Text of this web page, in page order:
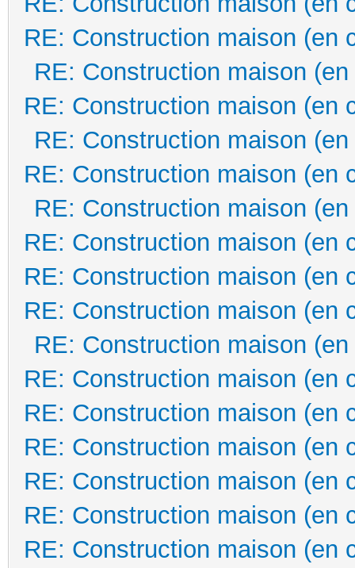
RE: Construction maison (en
RE: Construction maison
RE: Construction maison (en
RE: Construction maison
RE: Construction maison (en
RE: Construction maison
RE: Construction maison (en
RE: Construction maison (en
RE: Construction maison (en
RE: Construction maison
RE: Construction maison (en
RE: Construction maison (en
RE: Construction maison (en
RE: Construction maison (en
RE: Construction maison (en
RE: Construction maison (en